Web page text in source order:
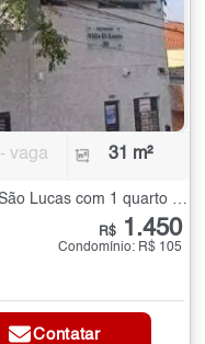
- vaga 31 m²
Apartamento para Alugar no Parque São Lucas com 1 quarto - 31 m²
R$ 1.450
Condomínio: R$ 105
Contatar